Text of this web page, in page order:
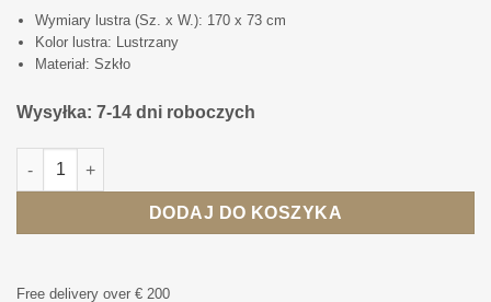
Wymiary lustra (Sz. x W.): 170 x 73 cm
Kolor lustra: Lustrzany
Materiał: Szkło
Wysyłka: 7-14 dni roboczych
ilość LUSTRO ŚCIENNE METEORA nowoczesny design, włoski
DODAJ DO KOSZYKA
Free delivery over € 200